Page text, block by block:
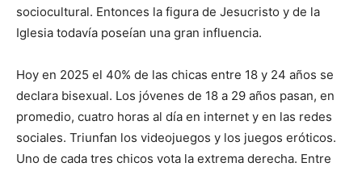
sociocultural. Entonces la figura de Jesucristo y de la
Iglesia todavía poseían una gran influencia.
Hoy en 2025 el 40% de las chicas entre 18 y 24 años se
declara bisexual. Los jóvenes de 18 a 29 años pasan, en
promedio, cuatro horas al día en internet y en las redes
sociales. Triunfan los videojuegos y los juegos eróticos.
Uno de cada tres chicos vota la extrema derecha. Entre